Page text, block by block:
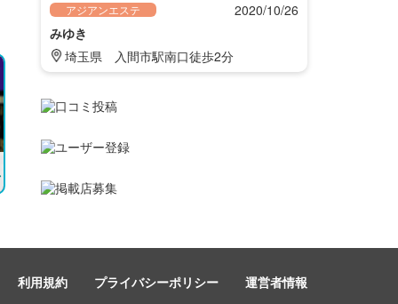
アジアンエステ
2020/10/26
みゆき
埼玉県 入間市駅南口徒歩2分
利用規約 プライバシーポリシー 運営者情報